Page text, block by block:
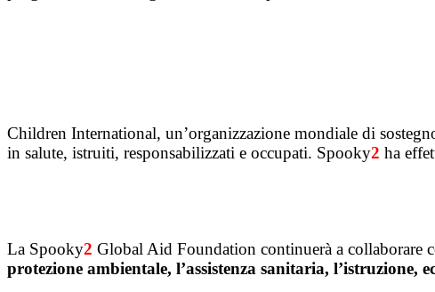
Children International, un’organizzazione mondiale di
in salute, istruiti, responsabilizzati e occupati. Spooky2 ha
La Spooky2 Global Aid Foundation continuerà a collaborare
protezione ambientale, l’assistenza sanitaria, l’istruzione,